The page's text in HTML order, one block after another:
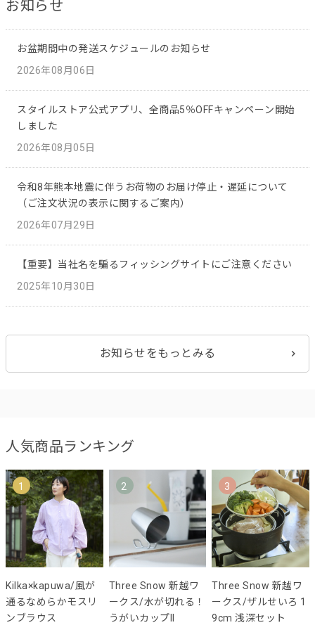
お知らせ
お盆期間中の発送スケジュールのお知らせ
2026年08月06日
スタイルストア公式アプリ、全商品5％OFFキャンペーン開始
しました
2026年08月05日
令和8年熊本地震に伴うお荷物のお届け停止・遅延について
（ご注文状況の表示に関するご案内）
2026年07月29日
【重要】当社名を騙るフィッシングサイトにご注意ください
2025年10月30日
お知らせをもっとみる
人気商品ランキング
1
Kilka×kapuwa/風が
通るなめらかモスリ
ンブラウス
2
Three Snow 新越ワ
ークス/水が切れる！
うがいカップII
3
Three Snow 新越ワ
ークス/ザルせいろ 1
9cm 浅深セット